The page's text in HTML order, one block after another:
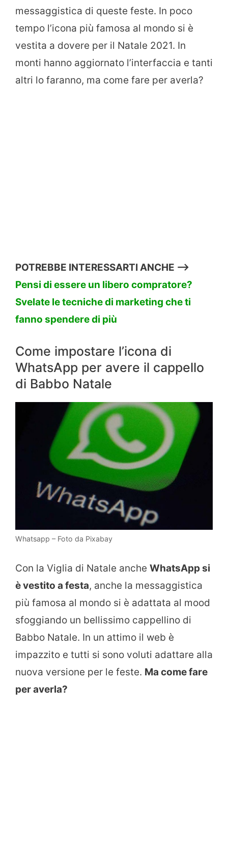
messaggistica di queste feste. In poco
tempo l’icona più famosa al mondo si è
vestita a dovere per il Natale 2021. In
monti hanno aggiornato l’interfaccia e tanti
altri lo faranno, ma come fare per averla?
POTREBBE INTERESSARTI ANCHE —>
Pensi di essere un libero compratore?
Svelate le tecniche di marketing che ti
fanno spendere di più
Come impostare l’icona di
WhatsApp per avere il cappello
di Babbo Natale
Whatsapp – Foto da Pixabay
Con la Viglia di Natale anche WhatsApp si
è vestito a festa, anche la messaggistica
più famosa al mondo si è adattata al mood
sfoggiando un bellissimo cappellino di
Babbo Natale. In un attimo il web è
impazzito e tutti si sono voluti adattare alla
nuova versione per le feste. Ma come fare
per averla?